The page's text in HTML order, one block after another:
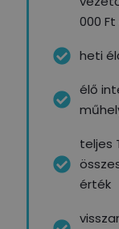
000
heti
élő
teljes
érték